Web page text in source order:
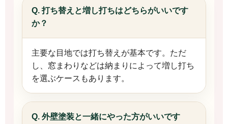
Q. 打ち替えと増し打ちはどちらがいいです
か？
主要な目地では打ち替えが基本です。ただ
し、窓まわりなどは納まりによって増し打ち
を選ぶケースもあります。
Q. 外壁塗装と一緒にやった方がいいです